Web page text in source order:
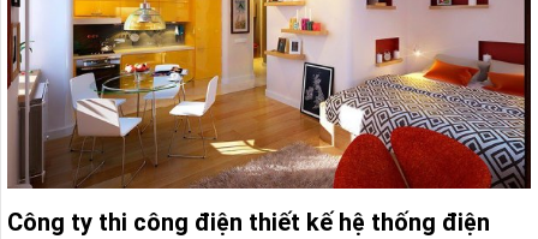
Công ty thi công điện thiết kế hệ thống điện